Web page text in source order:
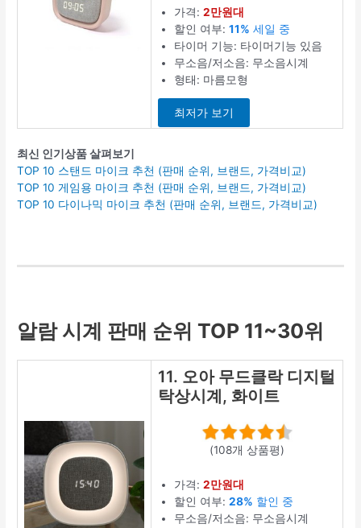
가격:2만원대
할인 여부:11% 세일 중
타이머 기능: 타이머기능 있음
무소음/저소음: 무소음시계
형태: 마름모형
최저가 보기
최신 인기상품 살펴보기
TOP 10 스탠드 마이크 추천 (판매 순위, 브랜드, 가격비교)
TOP 10 게임용 마이크 추천 (판매 순위, 브랜드, 가격비교)
TOP 10 다이나믹 마이크 추천 (판매 순위, 브랜드, 가격비교)
알람 시계 판매 순위 TOP 11~30위
11. 오아 무드클락 디지털
탁상시계, 화이트
(108개 상품평)
가격:2만원대
할인 여부:28% 할인 중
무소음/저소음: 무소음시계